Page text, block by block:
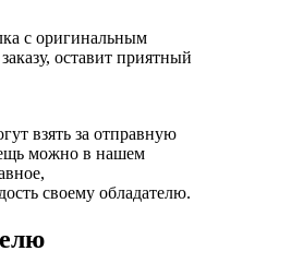
с оригинальным
оставит приятный
взять за отправную
можно в нашем
своему обладателю.